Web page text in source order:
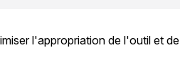
l'appropriation de l'outil et de